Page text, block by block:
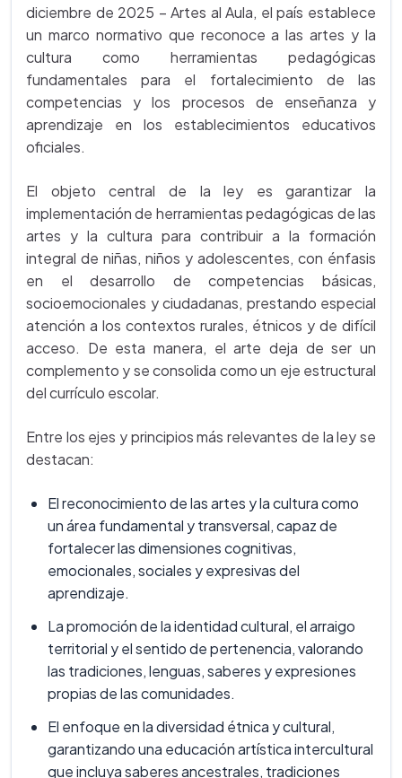
diciembre de 2025 – Artes al Aula, el país establece
un marco normativo que reconoce a las artes y la
cultura como herramientas pedagógicas
fundamentales para el fortalecimiento de las
competencias y los procesos de enseñanza y
aprendizaje en los establecimientos educativos
oficiales.
El objeto central de la ley es garantizar la
implementación de herramientas pedagógicas de las
artes y la cultura para contribuir a la formación
integral de niñas, niños y adolescentes, con énfasis
en el desarrollo de competencias básicas,
socioemocionales y ciudadanas, prestando especial
atención a los contextos rurales, étnicos y de difícil
acceso. De esta manera, el arte deja de ser un
complemento y se consolida como un eje estructural
del currículo escolar.
Entre los ejes y principios más relevantes de la ley se
destacan:
El reconocimiento de las artes y la cultura como
un área fundamental y transversal, capaz de
fortalecer las dimensiones cognitivas,
emocionales, sociales y expresivas del
aprendizaje.
La promoción de la identidad cultural, el arraigo
territorial y el sentido de pertenencia, valorando
las tradiciones, lenguas, saberes y expresiones
propias de las comunidades.
El enfoque en la diversidad étnica y cultural,
garantizando una educación artística intercultural
que incluya saberes ancestrales, tradiciones